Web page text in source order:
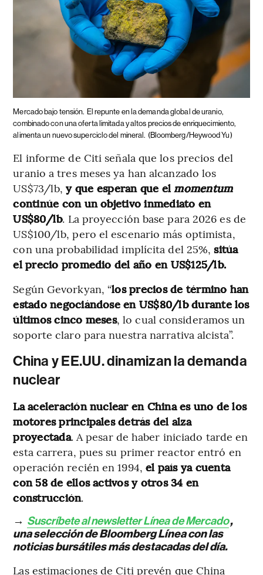
Mercado bajo tensión. El repunte en la demanda global de uranio,
combinado con una oferta limitada y altos precios de enriquecimiento,
alimenta un nuevo superciclo del mineral. (Bloomberg/Heywood Yu)
El informe de Citi señala que los precios del
uranio a tres meses ya han alcanzado los
US$73/lb,y que esperan que el momentum
continúe con un objetivo inmediato en
US$80/lb. La proyección base para 2026 es de
US$100/lb, pero el escenario más optimista,
con una probabilidad implícita del 25%,sitúa
el precio promedio del año en US$125/lb.
Según Gevorkyan, “los precios de término han
estado negociándose en US$80/lb durante los
últimos cinco meses, lo cual consideramos un
soporte claro para nuestra narrativa alcista”.
China y EE.UU. dinamizan la demanda
nuclear
La aceleración nuclear en China es uno de los
motores principales detrás del alza
proyectada. A pesar de haber iniciado tarde en
esta carrera, pues su primer reactor entró en
operación recién en 1994, el país ya cuenta
con 58 de ellos activos y otros 34 en
construcción.
→ Suscríbete al newsletter Línea de Mercado,
una selección de Bloomberg Línea con las
noticias bursátiles más destacadas del día.
Las estimaciones de Citi prevén que China